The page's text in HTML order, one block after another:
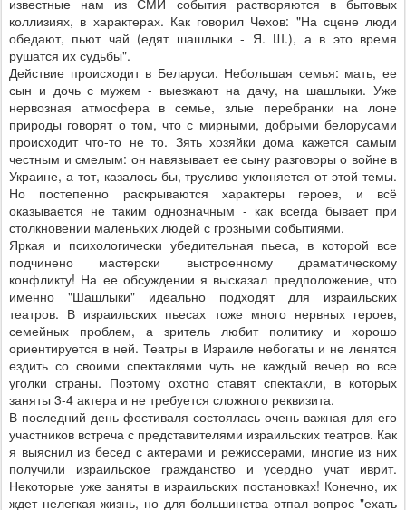
известные нам из СМИ события растворяются в бытовых
коллизиях, в характерах. Как говорил Чехов: "На сцене люди
обедают, пьют чай (едят шашлыки - Я. Ш.), а в это время
рушатся их судьбы".
Действие происходит в Беларуси. Небольшая семья: мать, ее
сын и дочь с мужем - выезжают на дачу, на шашлыки. Уже
нервозная атмосфера в семье, злые перебранки на лоне
природы говорят о том, что с мирными, добрыми белорусами
происходит что-то не то. Зять хозяйки дома кажется самым
честным и смелым: он навязывает ее сыну разговоры о войне в
Украине, а тот, казалось бы, трусливо уклоняется от этой темы.
Но постепенно раскрываются характеры героев, и всё
оказывается не таким однозначным - как всегда бывает при
столкновении маленьких людей с грозными событиями.
Яркая и психологически убедительная пьеса, в которой все
подчинено мастерски выстроенному драматическому
конфликту! На ее обсуждении я высказал предположение, что
именно "Шашлыки" идеально подходят для израильских
театров. В израильских пьесах тоже много нервных героев,
семейных проблем, а зритель любит политику и хорошо
ориентируется в ней. Театры в Израиле небогаты и не ленятся
ездить со своими спектаклями чуть не каждый вечер во все
уголки страны. Поэтому охотно ставят спектакли, в которых
заняты 3-4 актера и не требуется сложного реквизита.
В последний день фестиваля состоялась очень важная для его
участников встреча с представителями израильских театров. Как
я выяснил из бесед с актерами и режиссерами, многие из них
получили израильское гражданство и усердно учат иврит.
Некоторые уже заняты в израильских постановках! Конечно, их
ждет нелегкая жизнь, но для большинства отпал вопрос "ехать